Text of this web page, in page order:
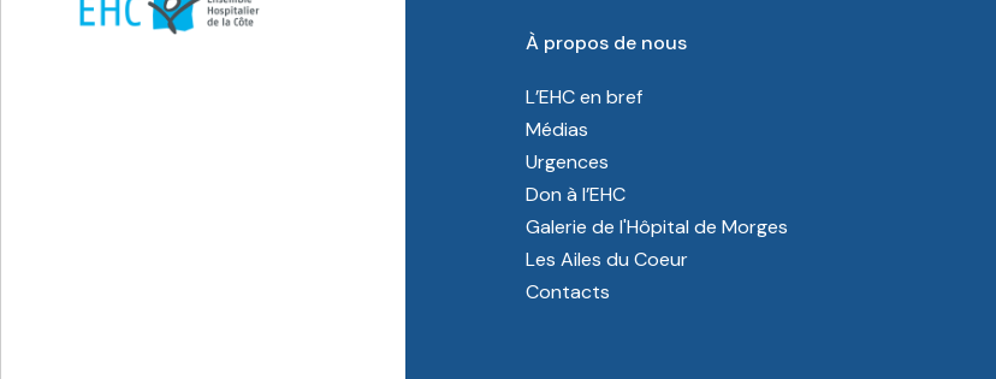
À propos de nous
L’EHC en bref
Médias
Urgences
Don à l’EHC
Galerie de l'Hôpital de Morges
Les Ailes du Coeur
Contacts